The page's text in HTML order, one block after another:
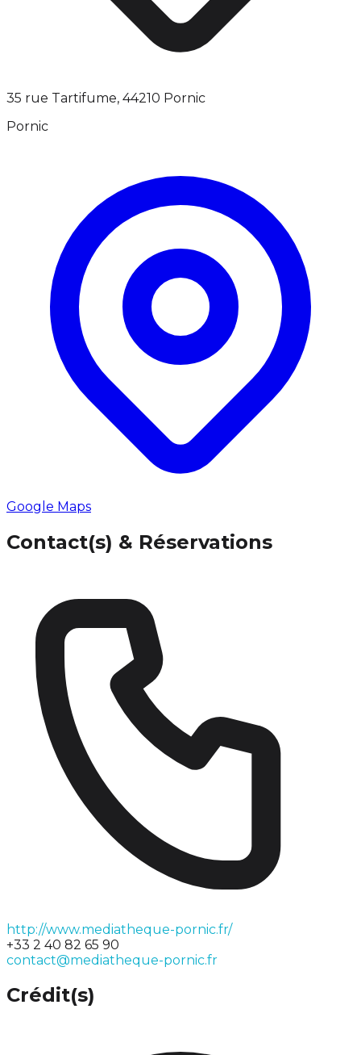
35 rue Tartifume, 44210 Pornic
Pornic
Google Maps
Contact(s) & Réservations
http://www.mediatheque-pornic.fr/
+33 2 40 82 65 90
contact@mediatheque-pornic.fr
Crédit(s)